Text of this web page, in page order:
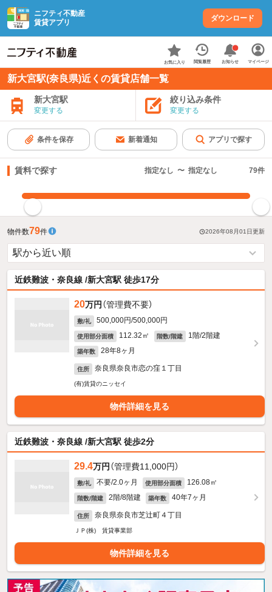
ニフティ不動産
賃貸アプリ
ダウンロード
お気に入り 閲覧履歴 お知らせ マイページ
新大宮駅(奈良県)近くの賃貸店舗一覧
新大宮駅
変更する
絞り込み条件
変更する
条件を保存 新着通知 アプリで探す
賃料で探す 指定なし 〜 指定なし 79件
物件数79件 2026年08月01日更新
近鉄難波・奈良線 /新大宮駅 徒歩17分
20万円 （管理費不要）
敷/礼 500,000円/500,000円
使用部分面積 112.32㎡ 階数/階建 1階/2階建
築年数 28年8ヶ月
住所 奈良県奈良市恋の窪１丁目
(有)賃貸のニッセイ
物件詳細を見る
近鉄難波・奈良線 /新大宮駅 徒歩2分
29.4万円 （管理費11,000円）
敷/礼 不要/2.0ヶ月 使用部分面積 126.08㎡
階数/階建 2階/8階建 築年数 40年7ヶ月
住所 奈良県奈良市芝辻町４丁目
ＪＰ(株) 賃貸事業部
物件詳細を見る